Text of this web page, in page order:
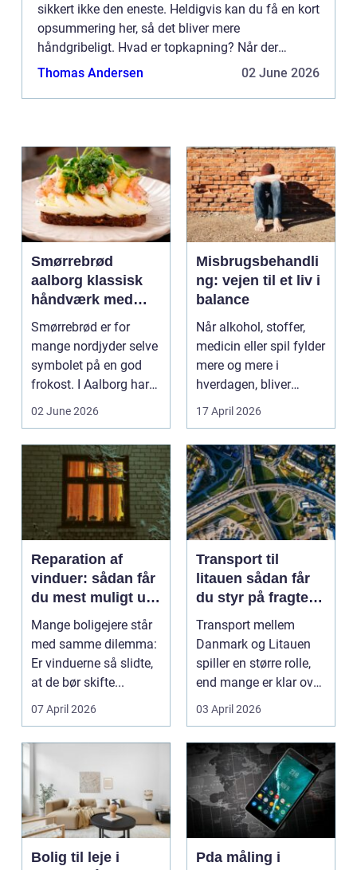
sikkert ikke den eneste. Heldigvis kan du få en kort
opsummering her, så det bliver mere
håndgribeligt. Hvad er topkapning? Når der
snakkes om topkapning, så er det noget, der laves
Thomas Andersen 02 June 2026
Smørrebrød
aalborg klassisk
håndværk med
moderne twist
Smørrebrød er for
mange nordjyder selve
symbolet på en god
frokost. I Aalborg har
02 June 2026
Misbrugsbehandli
ng: vejen til et liv i
balance
Når alkohol, stoffer,
medicin eller spil fylder
mere og mere i
hverdagen, bliver
grænsen...
17 April 2026
Reparation af
vinduer: sådan får
du mest muligt ud
af dine gamle
vinduer
Mange boligejere står
med samme dilemma:
Er vinduerne så slidte,
at de bør skifte...
07 April 2026
Transport til
litauen sådan får
du styr på fragten
til baltikum
Transport mellem
Danmark og Litauen
spiller en større rolle,
end mange er klar over.
Litauen er et n...
03 April 2026
Bolig til leje i
Pda måling i